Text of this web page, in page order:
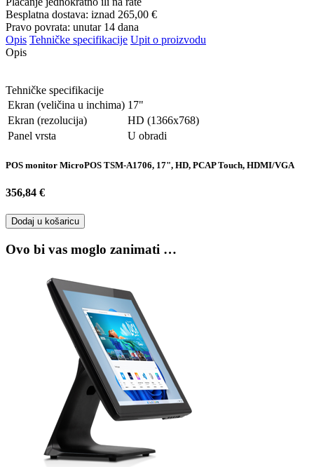
Besplatna dostava: iznad 265,00 €
Pravo povrata: unutar 14 dana
Opis Tehničke specifikacije Upit o proizvodu
Opis
Tehničke specifikacije
Ekran (veličina u inchima) 17"
Ekran (rezolucija)
HD (1366x768)
Panel vrsta
U obradi
POS monitor MicroPOS TSM-A1706, 17", HD, PCAP Touch, HDMI/VGA
356,84 €
Dodaj u košaricu
Ovo bi vas moglo zanimati …